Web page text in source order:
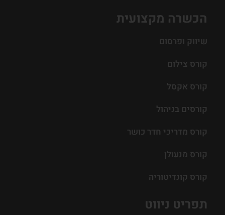
תפריט ניווט
הכשרה מקצועית
שיווק ופרסום
קורס צילום
קורס אקסל
קורסים בניהול
קורס מדריכי חדר כושר
קורס מנעולן
קורס קונדיטוריה